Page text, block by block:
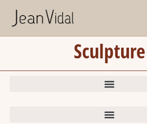
Sculpture